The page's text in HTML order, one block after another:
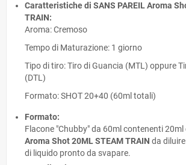
Caratteristiche di SANS PAREIL Aroma
TRAIN:
Aroma: Cremoso
Tempo di Maturazione: 1 giorno
Tipo di tiro: Tiro di Guancia (MTL) oppure
(DTL)
Formato: SHOT 20+40 (60ml totali)
Formato:
Flacone "Chubby" da 60ml contenenti 20ml
Aroma Shot 20ML STEAM TRAIN da
di liquido pronto da svapare.